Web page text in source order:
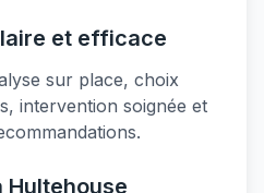
et efficace
sur place, choix
intervention soignée et
Hultehouse